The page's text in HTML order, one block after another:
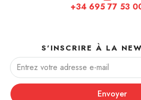
+34 695 77 53
S'INSCRIRE À LA
Envoyer